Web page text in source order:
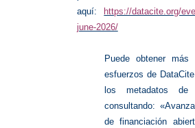
aquí: https://datacite.org/
june-2026/
Puede obtener más
esfuerzos de
los metadatos de
consultando:
de financiación